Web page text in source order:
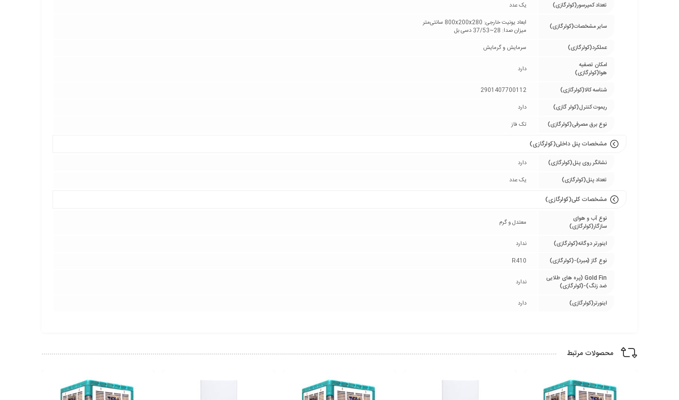
تعداد کمپرسور(کولرگازی)
یک عدد
سایر مشخصات(کولرگازی)
ابعاد یونیت خارجی: 800x200x280 سانتی‌متر
میزان صدا: 28~37/53 دسی بل
عملکرد(کولرگازی)
سرمایش و گرمایش
امکان تصفیه
هوا(کولرگازی)
دارد
شناسه کالا(کولرگازی)
2901407700112
ریموت کنترل(کولر گازی)
دارد
نوع برق مصرفی(کولرگازی)
تک فاز
مشخصات پنل داخلی(کولرگازی)
نشانگر روی پنل(کولرگازی)
دارد
تعداد پنل(کولرگازی)
یک عدد
مشخصات کلی(کولرگازی)
نوع آب و هوای
سازگار(کولرگازی)
معتدل و گرم
اینورتر دوگانه(کولرگازی)
ندارد
نوع گاز (مبرد)-(کولرگازی)
R410
Gold Fin (پره های طلایی
ضد زنگ)-(کولرگازی)
ندارد
اینورتر(کولرگازی) دارد
محصولات مرتبط